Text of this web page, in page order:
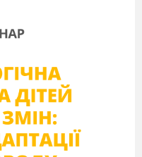
du, Sch1?
Sch5?
du abends,